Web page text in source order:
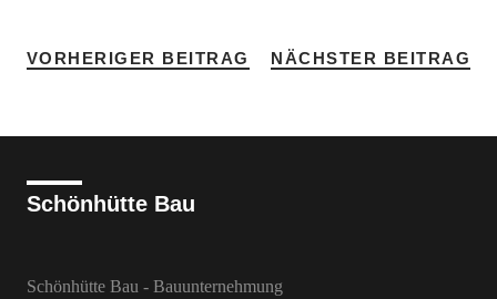
VORHERIGER BEITRAG NÄCHSTER BEITRAG
Schönhütte Bau
Schönhütte Bau - Bauunternehmung